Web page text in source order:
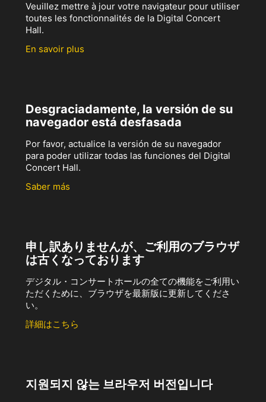
Veuillez mettre à jour votre navigateur pour utiliser
toutes les fonctionnalités de la Digital Concert
Hall.
En savoir plus
Desgraciadamente, la versión de su
navegador está desfasada
Por favor, actualice la versión de su navegador
para poder utilizar todas las funciones del Digital
Concert Hall.
Saber más
申し訳ありませんが、ご利用のブラウザ
は古くなっております
デジタル・コンサートホールの全ての機能をご利用い
ただくために、ブラウザを最新版に更新してくださ
い。
詳細はこちら
지원되지 않는 브라우저 버전입니다